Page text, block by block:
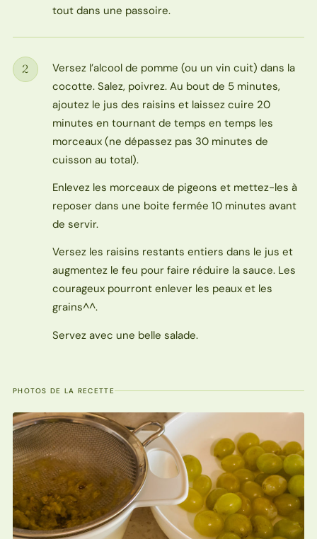
tout dans une passoire.
Étape
2
Versez l’alcool de pomme (ou un vin cuit) dans la
cocotte. Salez, poivrez. Au bout de 5 minutes,
ajoutez le jus des raisins et laissez cuire 20
minutes en tournant de temps en temps les
morceaux (ne dépassez pas 30 minutes de
cuisson au total).
Enlevez les morceaux de pigeons et mettez-les à
reposer dans une boite fermée 10 minutes avant
de servir.
Versez les raisins restants entiers dans le jus et
augmentez le feu pour faire réduire la sauce. Les
courageux pourront enlever les peaux et les
grains^^.
Servez avec une belle salade.
PHOTOS DE LA RECETTE